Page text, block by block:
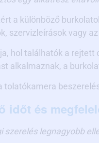
a különböző
szervizleírások vagy
hol találhatók a
alkalmaznak, a
tolatókamera
időt és
szerelés legnagyobb